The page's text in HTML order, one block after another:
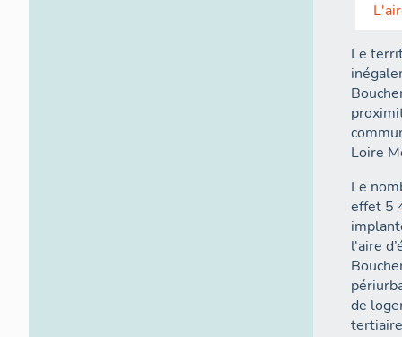
Le
Loire
Le
effet 5
l'aire
de